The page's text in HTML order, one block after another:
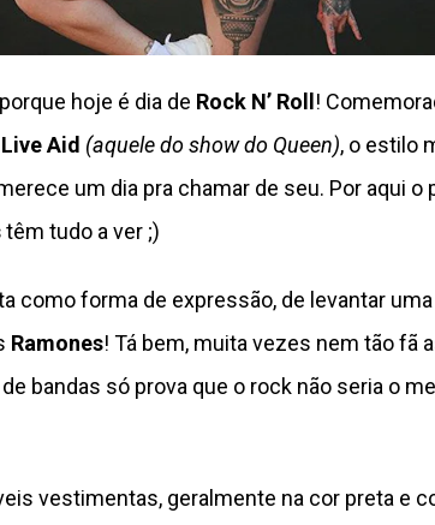
hoje é dia de Rock N’ Roll !
Live Aid (aquele do show do Queen), o estilo
um dia pra chamar de seu. Por aqui o
têm tudo a ver ;)
como forma de expressão, de levantar
Ramones! Tá bem, muita vezes nem tão fã
bandas só prova que o rock não seria o
vestimentas, geralmente na cor preta e